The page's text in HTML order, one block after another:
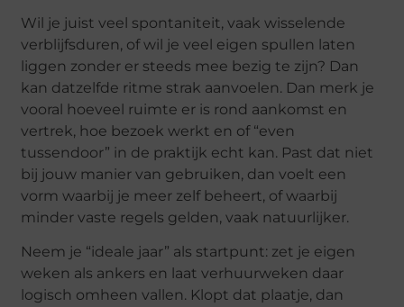
Wil je juist veel spontaniteit, vaak wisselende
verblijfsduren, of wil je veel eigen spullen laten
liggen zonder er steeds mee bezig te zijn? Dan
kan datzelfde ritme strak aanvoelen. Dan merk je
vooral hoeveel ruimte er is rond aankomst en
vertrek, hoe bezoek werkt en of “even
tussendoor” in de praktijk echt kan. Past dat niet
bij jouw manier van gebruiken, dan voelt een
vorm waarbij je meer zelf beheert, of waarbij
minder vaste regels gelden, vaak natuurlijker.
Neem je “ideale jaar” als startpunt: zet je eigen
weken als ankers en laat verhuurweken daar
logisch omheen vallen. Klopt dat plaatje, dan